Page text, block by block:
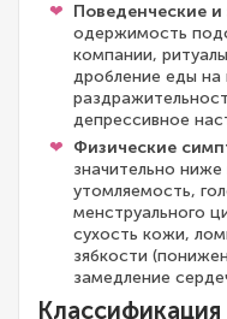
Поведенческие
одержимость
компании,
дробление еды на
депрессивное
Физические
значительно
утомляемость,
менструального
сухость кожи,
зябкости
замедление